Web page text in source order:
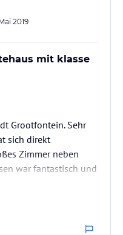
2019
mit klasse
Grootfontein. Sehr
sich direkt
Zimmer neben
war fantastisch und